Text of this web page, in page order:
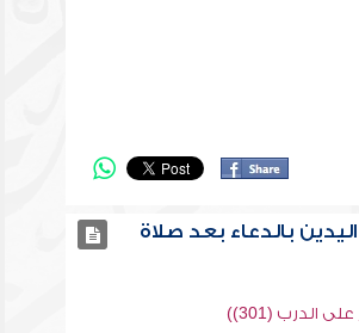
بالدعاء بعد صلاة
الدرب (301))